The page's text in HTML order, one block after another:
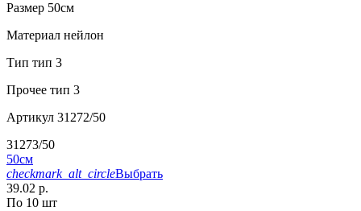
Размер 50см
Материал нейлон
Тип тип 3
Прочее тип 3
Артикул 31272/50
31273/50
50см
checkmark_alt_circleВыбрать
39.02 р.
По 10 шт